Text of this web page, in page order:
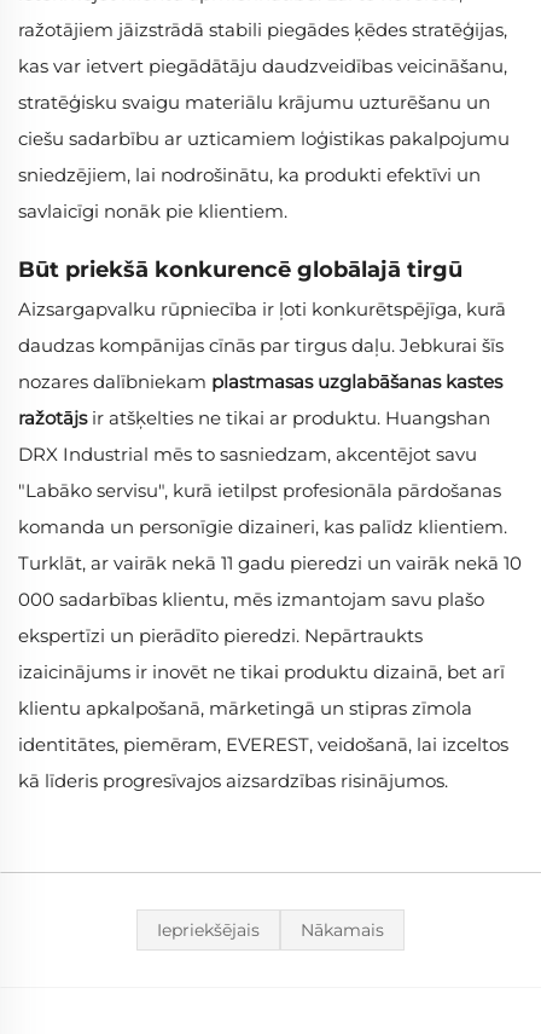
ražotājiem jāizstrādā stabili piegādes ķēdes stratēģijas,
kas var ietvert piegādātāju daudzveidības veicināšanu,
stratēģisku svaigu materiālu krājumu uzturēšanu un
ciešu sadarbību ar uzticamiem loģistikas pakalpojumu
sniedzējiem, lai nodrošinātu, ka produkti efektīvi un
savlaicīgi nonāk pie klientiem.
Būt priekšā konkurencē globālajā tirgū
Aizsargapvalku rūpniecība ir ļoti konkurētspējīga, kurā
daudzas kompānijas cīnās par tirgus daļu. Jebkurai šīs
nozares dalībniekam plastmasas uzglabāšanas kastes
ražotājs ir atšķelties ne tikai ar produktu. Huangshan
DRX Industrial mēs to sasniedzam, akcentējot savu
"Labāko servisu", kurā ietilpst profesionāla pārdošanas
komanda un personīgie dizaineri, kas palīdz klientiem.
Turklāt, ar vairāk nekā 11 gadu pieredzi un vairāk nekā 10
000 sadarbības klientu, mēs izmantojam savu plašo
ekspertīzi un pierādīto pieredzi. Nepārtraukts
izaicinājums ir inovēt ne tikai produktu dizainā, bet arī
klientu apkalpošanā, mārketingā un stipras zīmola
identitātes, piemēram, EVEREST, veidošanā, lai izceltos
kā līderis progresīvajos aizsardzības risinājumos.
Iepriekšējais Nākamais